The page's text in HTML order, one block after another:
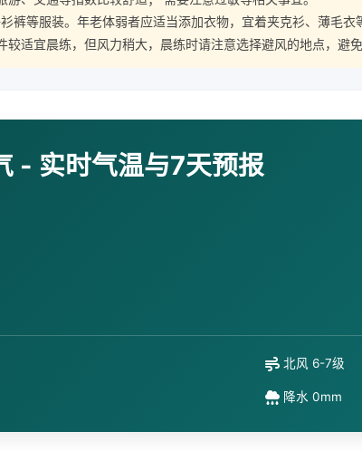
等服装。年老体弱者应适当添加衣物，宜着夹克衫、薄毛
较适宜晨练，但风力稍大，晨练时请注意选择避风的地点，
- 实时气温与7天预报
北风 6-7级
降水 0mm